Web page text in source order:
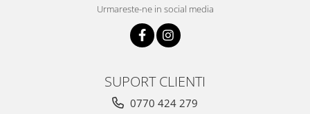
Urmareste-ne in social media
SUPORT CLIENTI
0770 424 279